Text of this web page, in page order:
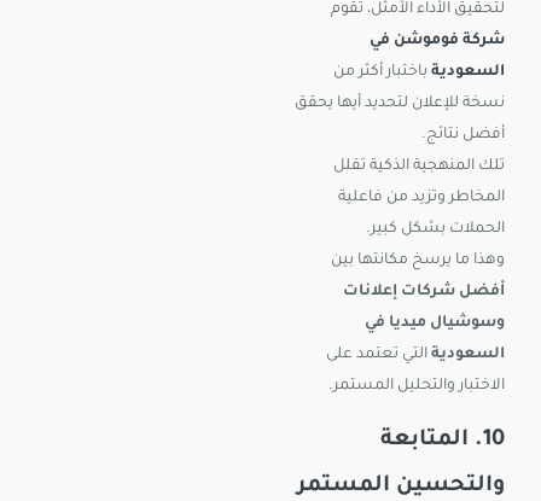
لتحقيق الأداء الأمثل، تقوم
شركة فوموشن في
السعودية باختبار أكثر من
نسخة للإعلان لتحديد أيها يحقق
أفضل نتائج.
تلك المنهجية الذكية تقلل
المخاطر وتزيد من فاعلية
الحملات بشكل كبير.
وهذا ما يرسخ مكانتها بين
أفضل شركات إعلانات
وسوشيال ميديا في
السعودية التي تعتمد على
الاختبار والتحليل المستمر.
10. المتابعة
والتحسين المستمر